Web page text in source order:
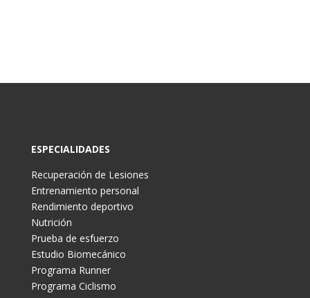
ESPECIALIDADES
Recuperación de Lesiones
Entrenamiento personal
Rendimiento deportivo
Nutrición
Prueba de esfuerzo
Estudio Biomecánico
Programa Runner
Programa Ciclismo